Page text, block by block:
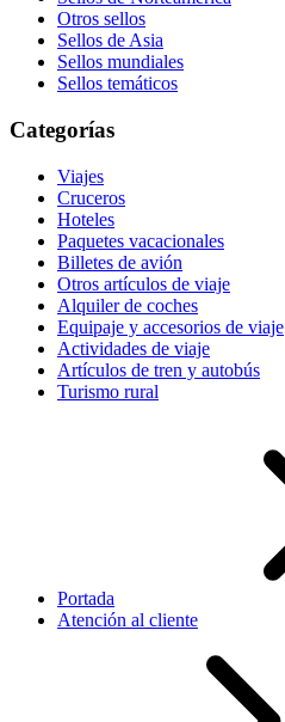
Otros sellos
Sellos de Asia
Sellos mundiales
Sellos temáticos
Categorías
Viajes
Cruceros
Hoteles
Paquetes vacacionales
Billetes de avión
Otros artículos de viaje
Alquiler de coches
Equipaje y accesorios de viaje
Actividades de viaje
Artículos de tren y autobús
Turismo rural
Portada
Atención al cliente